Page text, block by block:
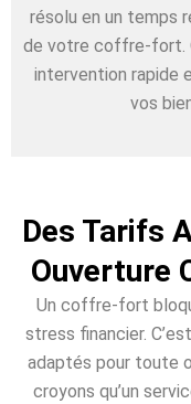
résolu en un temps
de votre coffre-fort.
intervention rapide
vos
Des Tarifs
Ouverture
Un coffre-fort
stress financier.
adaptés pour toute
croyons qu’un